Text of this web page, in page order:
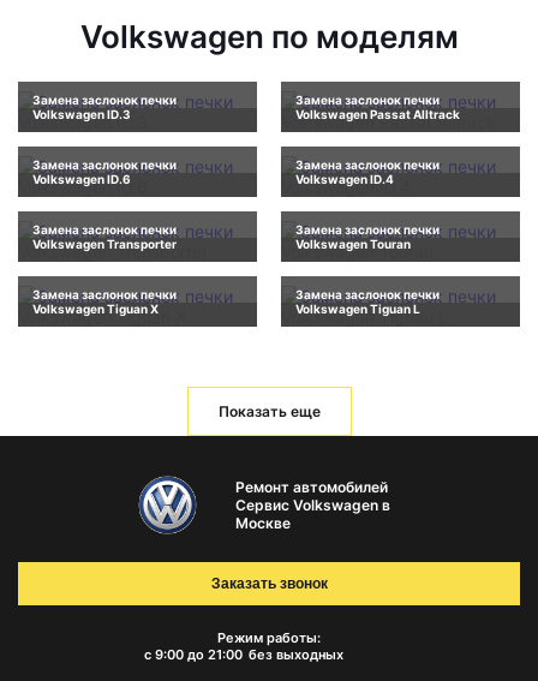
Volkswagen по моделям
Замена заслонок печки
Volkswagen ID.3
Замена заслонок печки
Volkswagen Passat Alltrack
Замена заслонок печки
Volkswagen ID.6
Замена заслонок печки
Volkswagen ID.4
Замена заслонок печки
Volkswagen Transporter
Замена заслонок печки
Volkswagen Touran
Замена заслонок печки
Volkswagen Tiguan X
Замена заслонок печки
Volkswagen Tiguan L
Показать еще
Ремонт автомобилей
Сервис Volkswagen в
Москве
Режим работы:
с 9:00 до 21:00 без выходных
Заказать звонок